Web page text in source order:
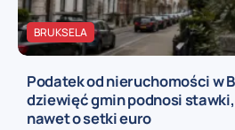
BRUKSELA
Podatek od nieruchomości w
dziewięć gmin podnosi
nawet o setki euro